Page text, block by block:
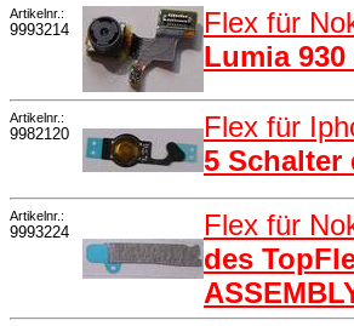
Artikelnr.:
9993214 Flex für
Lumia
Artikelnr.:
9982120 Flex für
5 Schalter
Artikelnr.:
9993224 Flex für
des